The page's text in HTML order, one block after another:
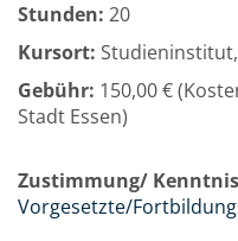
Stunden: 20
Kursort:
Gebühr: 150,00 €
Stadt Essen)
Zustimmung/
Vorgesetzte/